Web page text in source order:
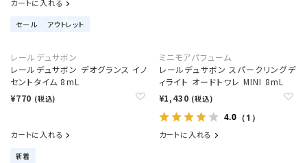
カートに入れる
セール アウトレット
レールデュサボン
レールデュサボン デオグランス イノ
セントタイム 8mL
¥770 (税込)
カートに入れる
新着
ミニモアパフューム
レールデュサボン スパークリングデ
ィライト オードトワレ MINI 8mL
¥1,430 (税込)
4.0 （1）
カートに入れる